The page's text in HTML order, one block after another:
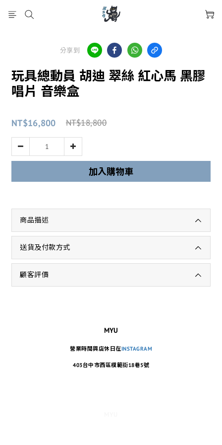
分享到
玩具總動員 胡迪 翠絲 紅心馬 黑膠
唱片 音樂盒
NT$16,800 NT$18,800
加入購物車
商品描述
送貨及付款方式
顧客評價
MYU
營業時間與店休日在INSTAGRAM
403台中市西區模範街18巷5號